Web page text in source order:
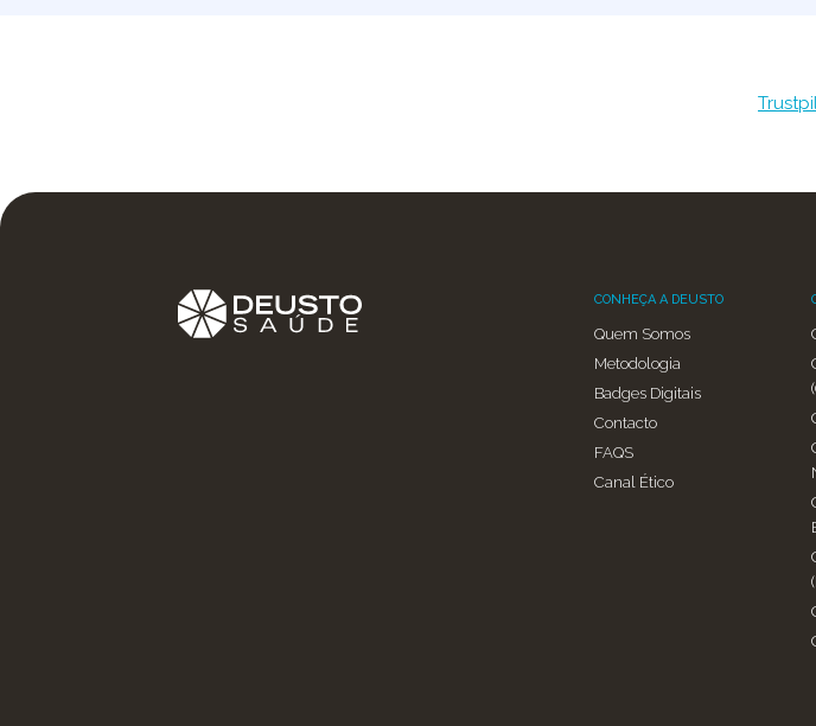
CONHEÇA A DEUSTO
Quem Somos
Metodologia
Badges Digitais
Contacto
FAQS
Canal Ético